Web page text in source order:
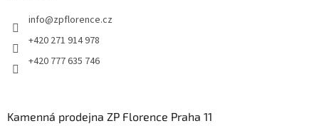
info@zpflorence.cz
+420 271 914 978
+420 777 635 746
Kamenná prodejna ZP Florence Praha 11